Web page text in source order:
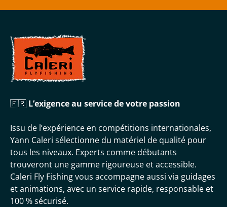
🇫🇷 L’exigence au service de votre passion
Issu de l’expérience en compétitions internationales,
Yann Caleri sélectionne du matériel de qualité pour
tous les niveaux. Experts comme débutants
trouveront une gamme rigoureuse et accessible.
Caleri Fly Fishing vous accompagne aussi via guidages
et animations, avec un service rapide, responsable et
100 % sécurisé.